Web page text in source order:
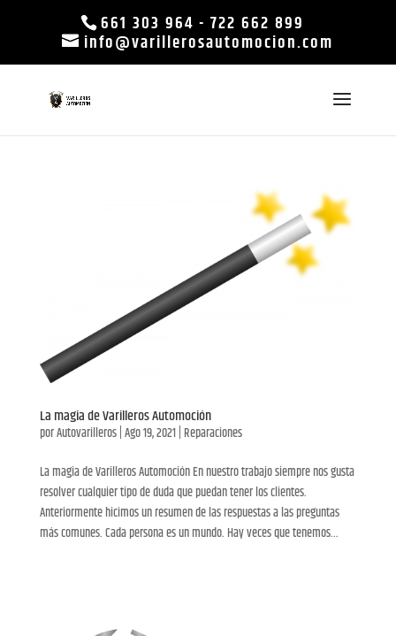
661 303 964 - 722 662 899
info@varillerosautomocion.com
La magia de Varilleros Automoción
porAutovarilleros|Ago 19, 2021| Reparaciones
La magia de Varilleros Automoción En nuestro trabajo siempre nos gusta
resolver cualquier tipo de duda que puedan tener los clientes.
Anteriormente hicimos un resumen de las respuestas a las preguntas
más comunes. Cada persona es un mundo. Hay veces que tenemos...